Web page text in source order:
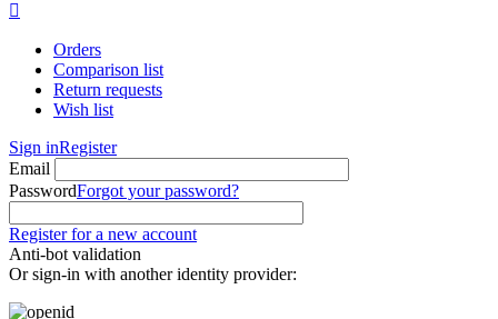

Orders
Comparison list
Return requests
Wish list
Sign inRegister
Email
PasswordForgot your password?
Register for a new account
Anti-bot validation
Or sign-in with another identity provider: